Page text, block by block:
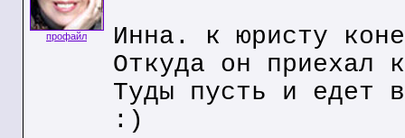
профайл
Инна. к юристу
Откуда он приехал
Туды пусть и едет
:)